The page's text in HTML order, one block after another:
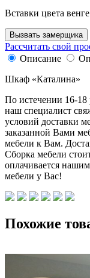
Вставки цвета венге
Вызвать замерщика
Рассчитать свой
Описание
Шкаф «Каталина»
По истечении 16-18
наш специалист
условий доставки
заказанной Вами
мебели к Вам.
Сборка мебели
оплачивается
мебели у Вас!
Похожие